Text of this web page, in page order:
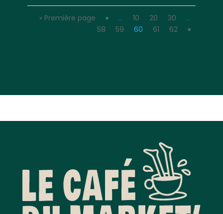
« Première page « … 10 20 30
…
58
59 60 61 62 »